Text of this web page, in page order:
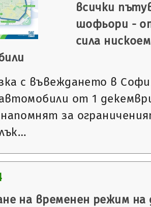
всички
шофьори -
сила
с въвеждането в
от 1
за
на временен режим